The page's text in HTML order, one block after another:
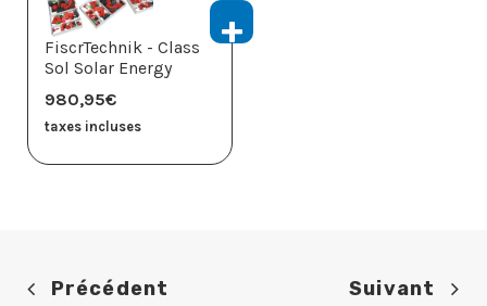
FiscrTechnik - Class
Sol Solar Energy
980,95€
taxes incluses
Précédent Suivant